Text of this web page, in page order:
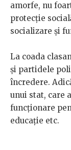
amorfe, nu
protecție
socializare și
La coada
și partidele
încredere.
unui stat, care
funcționare
educație etc.